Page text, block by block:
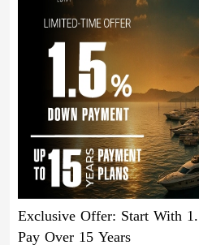
Exclusive Offer: Start With
Pay Over 15 Years